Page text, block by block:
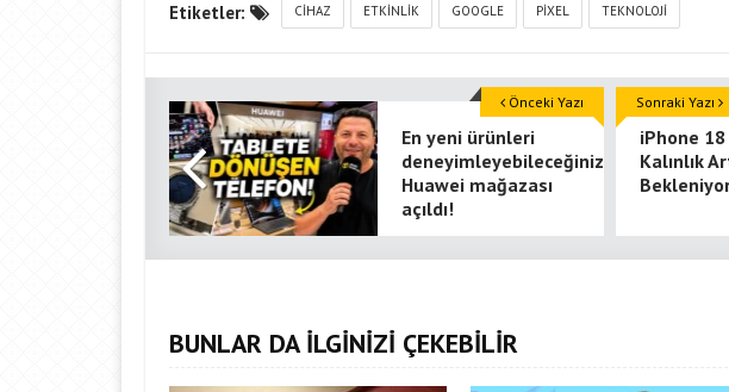
Etiketler: CIHAZ ETKINLIK GOOGLE PIXEL TEKNOLOJI
En yeni ürünleri
deneyimleyebileceğiniz
Huawei mağazası
açıldı!
Önceki Yazı
iPhone 18
Kalınlık
Sonraki Yazı
BUNLAR DA İLGİNİZİ ÇEKEBİLİR